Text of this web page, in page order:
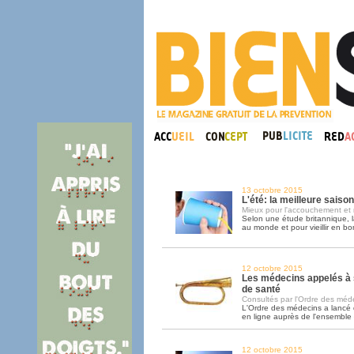
13 octobre 2015
L'été: la meilleure
Mieux pour l'accouchement et
Selon une étude britannique,
au monde et pour vieillir en
12 octobre 2015
Les médecins appelés
de santé
Consultés par l'Ordre des
L'Ordre des médecins a
en ligne auprès de l'ensemble
12 octobre 2015